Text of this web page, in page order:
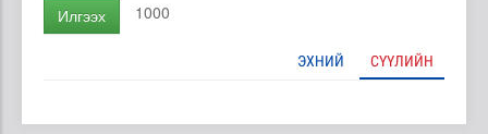
Илгээх 1000
ЭХНИЙ СҮҮЛИЙН